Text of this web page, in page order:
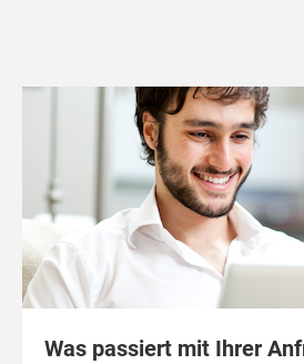
Was passiert mit Ihrer